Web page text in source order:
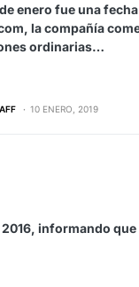
enero fue una
la compañía
ordinarias…
10 ENERO, 2019
informando